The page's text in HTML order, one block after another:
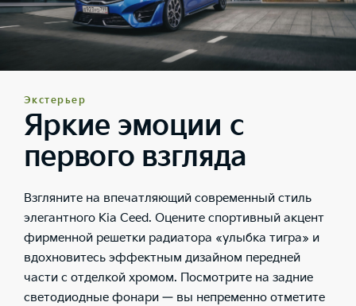
Экстерьер
Яркие эмоции с
первого взгляда
Взгляните на впечатляющий современный стиль
элегантного Kia Ceed. Оцените спортивный акцент
фирменной решетки радиатора «улыбка тигра» и
вдохновитесь эффектным дизайном передней
части с отделкой хромом. Посмотрите на задние
светодиодные фонари — вы непременно отметите